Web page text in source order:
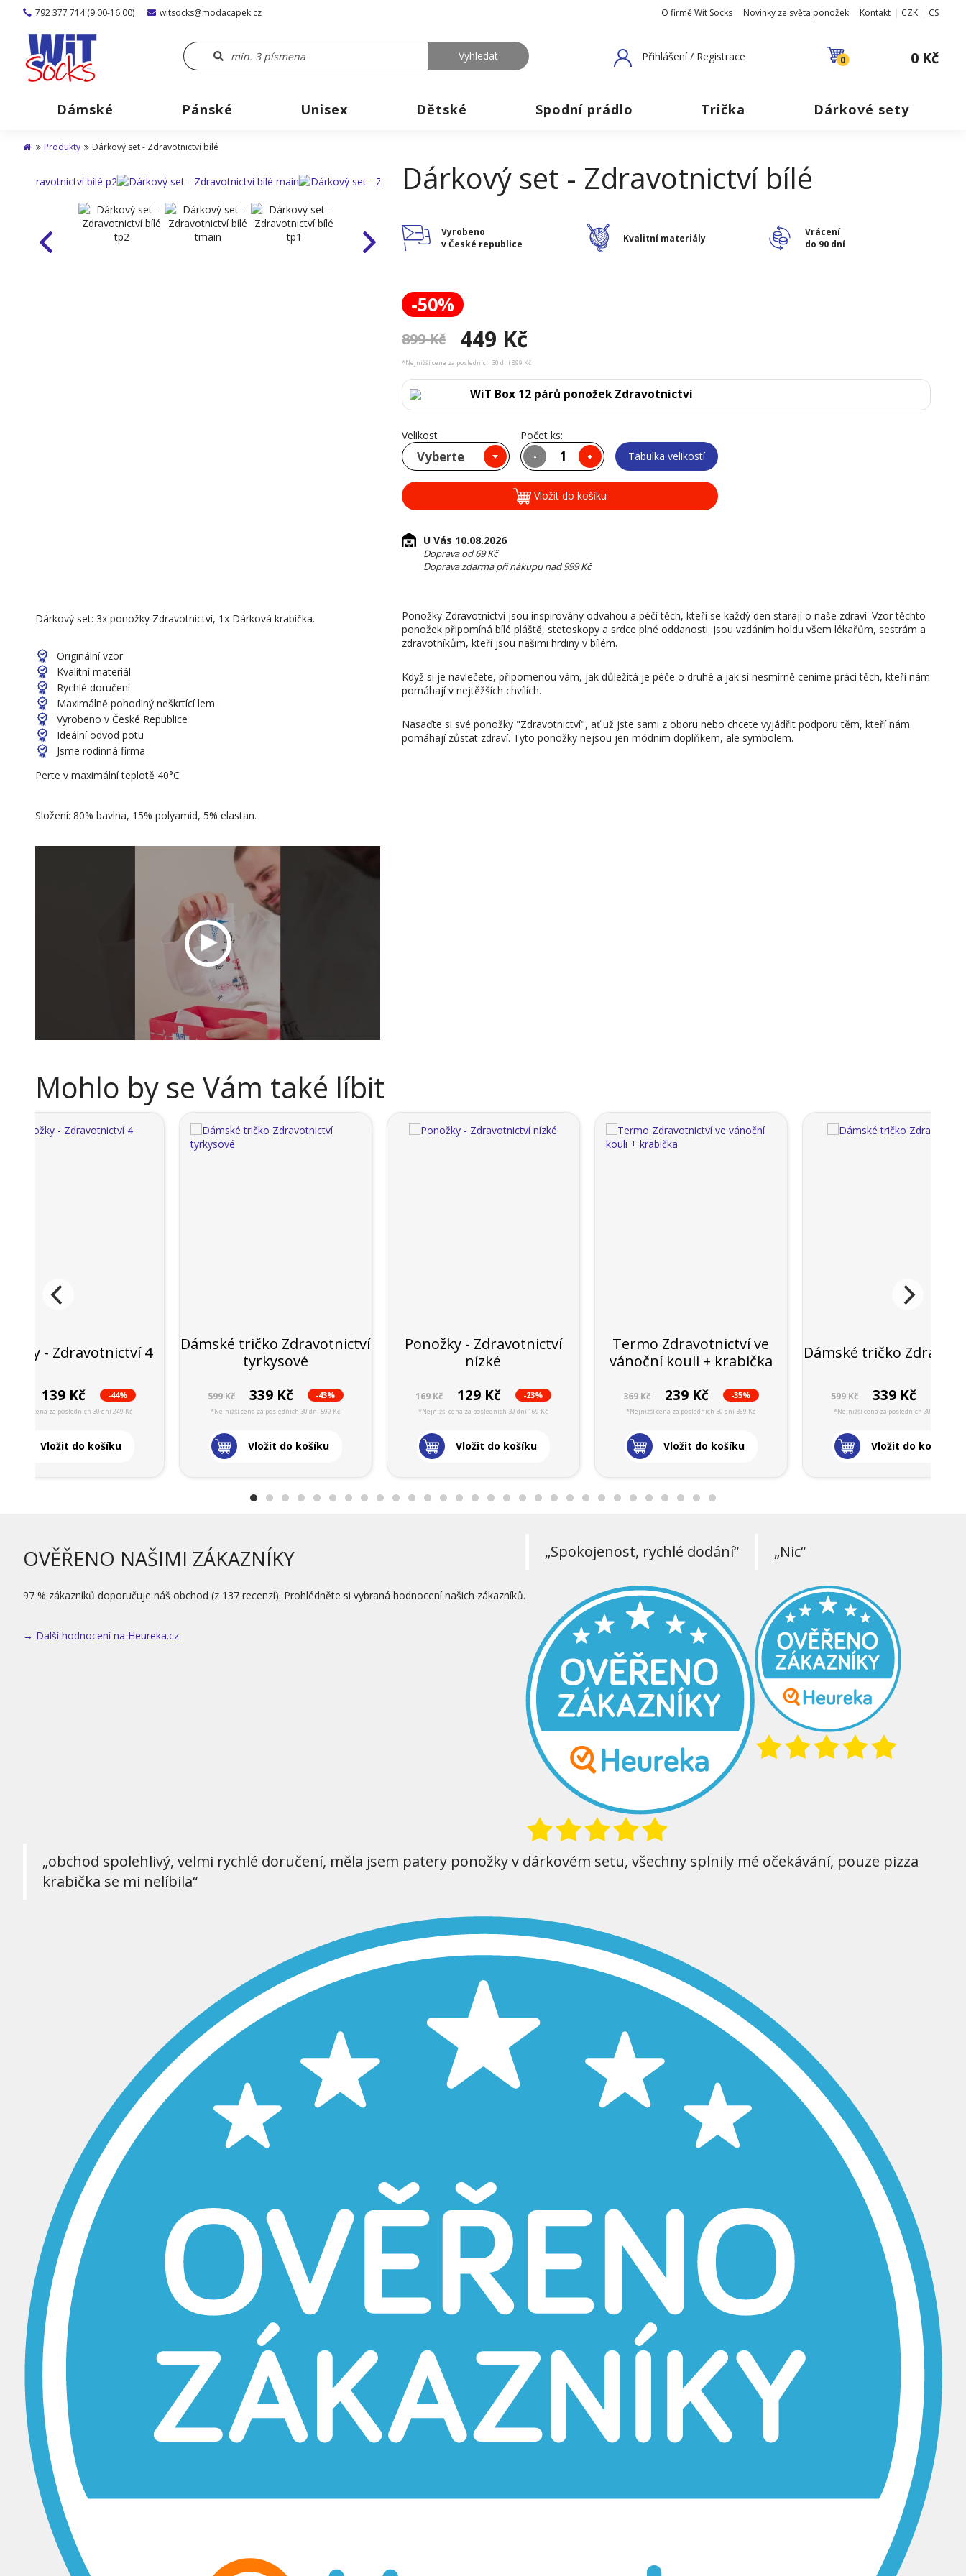
792 377 714 (9:00-16:00) witsocks@modacapek.cz O firmě Wit Socks Novinky ze světa ponožek Kontakt CZK CS
Přihlášení / Registrace 0 0 Kč
Dámské Pánské Unisex Dětské Spodní prádlo Trička Dárkové sety
Produkty Dárkový set - Zdravotnictví bílé
Dárkový set - Zdravotnictví bílé
Vyrobeno
v České republice
Kvalitní materiály
Vrácení
do 90 dní
-50%
899 Kč 449 Kč
*Nejnižší cena za posledních 30 dní 899 Kč
WiT Box 12 párů ponožek Zdravotnictví
Velikost
Vyberte
Počet ks:
- + Tabulka velikostí
Vložit do košíku
U Vás 10.08.2026
Doprava od 69 Kč
Doprava zdarma při nákupu nad 999 Kč
Dárkový set: 3x ponožky Zdravotnictví, 1x Dárková krabička.
Originální vzor
Kvalitní materiál
Rychlé doručení
Maximálně pohodlný neškrtící lem
Vyrobeno v České Republice
Ideální odvod potu
Jsme rodinná firma
Perte v maximální teplotě 40°C
Složení: 80% bavlna, 15% polyamid, 5% elastan.
Ponožky Zdravotnictví jsou inspirovány odvahou a péčí těch, kteří se každý den starají o naše zdraví. Vzor těchto
ponožek připomíná bílé pláště, stetoskopy a srdce plné oddanosti. Jsou vzdáním holdu všem lékařům, sestrám a
zdravotníkům, kteří jsou našimi hrdiny v bílém.
Když si je navlečete, připomenou vám, jak důležitá je péče o druhé a jak si nesmírně ceníme práci těch, kteří nám
pomáhají v nejtěžších chvílích.
Nasaďte si své ponožky "Zdravotnictví", ať už jste sami z oboru nebo chcete vyjádřit podporu těm, kteří nám
pomáhají zůstat zdraví. Tyto ponožky nejsou jen módním doplňkem, ale symbolem.
Mohlo by se Vám také líbit
Ponožky - Zdravotnictví
nízké
169 Kč 129 Kč -23%
*Nejnižší cena za posledních 30 dní 169 Kč
Vložit do košíku
Termo Zdravotnictví ve
vánoční kouli + krabička
369 Kč 239 Kč -35%
*Nejnižší cena za posledních 30 dní 369 Kč
Vložit do košíku
Dámské tričko
599 Kč 339 Kč
*Nejnižší cena za posledních 30 dní 599 Kč
Vložit do košíku
- Zdravotnictví 4
139 Kč -44%
*Nejnižší cena za posledních 30 dní 249 Kč
Vložit do košíku
Dámské tričko Zdravotnictví
tyrkysové
599 Kč 339 Kč -43%
*Nejnižší cena za posledních 30 dní 599 Kč
Vložit do košíku
OVĚŘENO NAŠIMI ZÁKAZNÍKY
97 % zákazníků doporučuje náš obchod (z 137 recenzí). Prohlédněte si vybraná hodnocení našich zákazníků.
→ Další hodnocení na Heureka.cz
„Spokojenost, rychlé dodání“ „Nic“
„obchod spolehlivý, velmi rychlé doručení, měla jsem patery ponožky v dárkovém setu, všechny splnily mé očekávání, pouze pizza
krabička se mi nelíbila“